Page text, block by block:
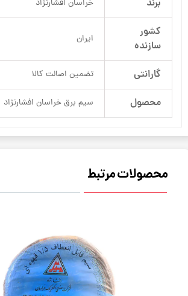
برند خراسان افشارنژاد
کشور
سازنده
ایران
گارانتی تضمین اصالت کالا
محصول سیم برق خراسان افشارنژاد
محصولات مرتبط